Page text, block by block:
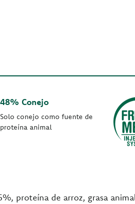
48% Conejo
Solo conejo como fuente de
proteína animal
proteína de arroz, grasa